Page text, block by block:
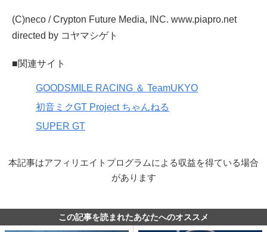
(C)neco / Crypton Future Media, INC. www.piapro.net
directed by コヤマシゲト
■関連サイト
GOODSMILE RACING ＆ TeamUKYO
初音ミクGT Project ちゃんねる
SUPER GT
本記事はアフィリエイトプログラムによる収益を得ている場合
があります
この記事を読まれたあなたへのオススメ